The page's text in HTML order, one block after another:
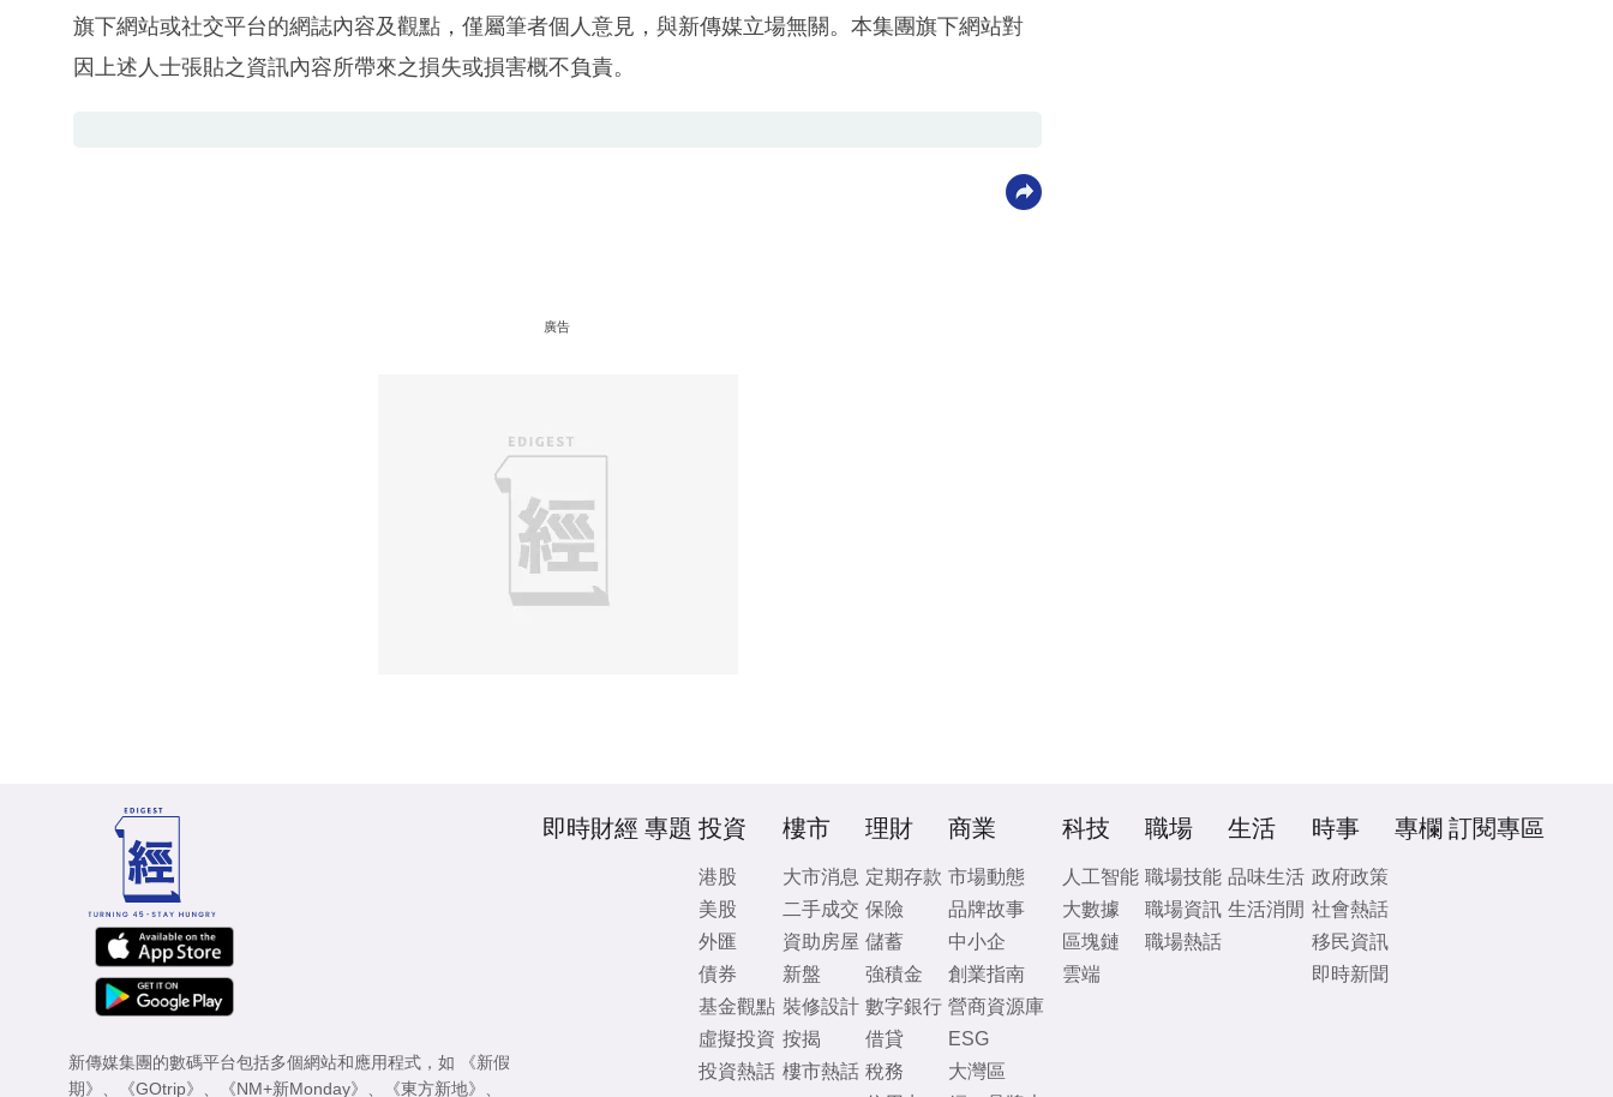
旗下網站或社交平台的網誌內容及觀點，僅屬筆者個人意見，與新傳媒立場無關。本集團旗下網站對
因上述人士張貼之資訊內容所帶來之損失或損害概不負責。
廣告
新傳媒集團的數碼平台包括多個網站和應用程式，如
《新假
期》 、 《GOtrip》 、 《NM+新Monday》 、 《東方新地》 、
即時財經 專題 投資
港股
美股
外匯
債券
基金觀點
虛擬投資
投資熱話
樓市
大市消息
二手成交
資助房屋
新盤
裝修設計
按揭
樓市熱話
理財
定期存款
保險
儲蓄
強積金
數字銀行
借貸
稅務
商業
市場動態
品牌故事
中小企
創業指南
營商資源庫
ESG
大灣區
科技
人工智能
大數據
區塊鏈
雲端
職場
職場技能
職場資訊
職場熱話
生活
品味生活
生活消閒
時事
政府政策
社會熱話
移民資訊
即時新聞
專欄 訂閱專區